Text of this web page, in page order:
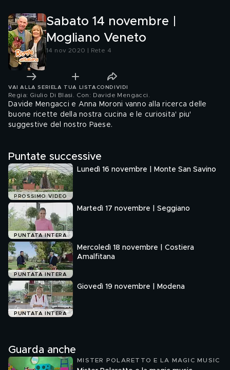
Sabato 14 novembre |
Mogliano Veneto
14 nov 2020 | Rete 4
VAI ALLA SERIE LA TUA LISTA CONDIVIDI
Regia: Giulio Di Blasi. Con: Davide Mengacci
Davide Mengacci e Anna Moroni vanno alla ricerca delle
buone ricette della nostra cucina e le curiosita' piu'
suggestive del nostro Paese.
Puntate successive
PROSSIMO VIDEO
Lunedì 16 novembre | Monte San Savino
PUNTATA INTERA
Martedì 17 novembre | Seggiano
PUNTATA INTERA
Mercoledì 18 novembre | Costiera
Amalfitana
PUNTATA INTERA
Giovedì 19 novembre | Modena
Guarda anche
MISTER POLARETTO E LA MAGIC MUSIC